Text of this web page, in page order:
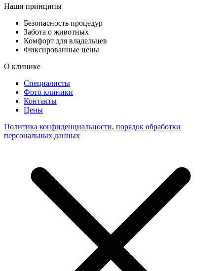
Наши принципы
Безопасность процедур
Забота о животных
Комфорт для владельцев
Фиксированные цены
О клинике
Специалисты
Фото клиники
Контакты
Цены
Политика конфиденциальности, порядок обработки
персональных данных